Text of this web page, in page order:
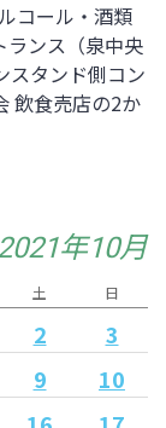
コール・酒類
ランス（泉中央
スタンド側コン
飲食売店の2か
年10月
土 日
2 3
9
10